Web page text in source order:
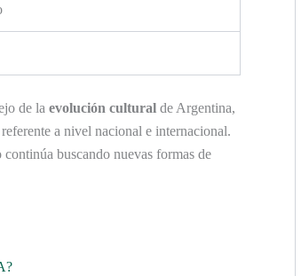
de la evolución cultural de Argentina,
a nivel nacional e internacional.
continúa buscando nuevas formas de